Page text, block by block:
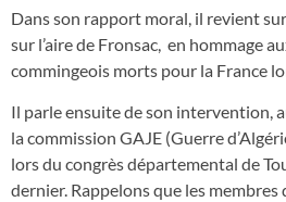
Dans son rapport moral, il revient
sur l’aire de Fronsac, en hommage
commingeois morts pour la France
Il parle ensuite de son intervention,
la commission GAJE (Guerre
lors du congrès départemental de
dernier. Rappelons que les